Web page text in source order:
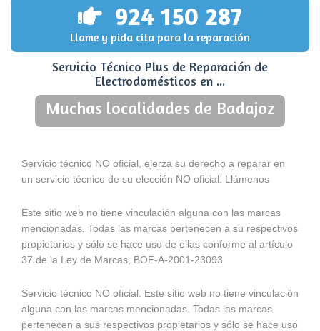
924 150 287
Llame y pida cita para la reparación
Servicio Técnico Plus de Reparación de
Electrodomésticos en ...
Muchas localidades de Badajoz
Servicio técnico NO oficial, ejerza su derecho a reparar en
un servicio técnico de su elección NO oficial. Llámenos
Este sitio web no tiene vinculación alguna con las marcas
mencionadas. Todas las marcas pertenecen a su respectivos
propietarios y sólo se hace uso de ellas conforme al artículo
37 de la Ley de Marcas, BOE-A-2001-23093
Servicio técnico NO oficial. Este sitio web no tiene vinculación
alguna con las marcas mencionadas. Todas las marcas
pertenecen a sus respectivos propietarios y sólo se hace uso